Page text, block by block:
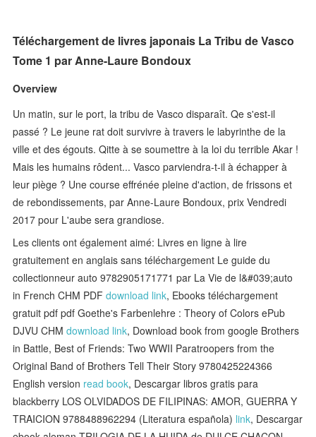
Téléchargement de livres japonais La Tribu de Vasco
Tome 1 par Anne-Laure Bondoux
Overview
Un matin, sur le port, la tribu de Vasco disparaît. Qe s'est-il
passé ? Le jeune rat doit survivre à travers le labyrinthe de la
ville et des égouts. Qitte à se soumettre à la loi du terrible Akar !
Mais les humains rôdent... Vasco parviendra-t-il à échapper à
leur piège ? Une course effrénée pleine d'action, de frissons et
de rebondissements, par Anne-Laure Bondoux, prix Vendredi
2017 pour L'aube sera grandiose.
Les clients ont également aimé: Livres en ligne à lire
gratuitement en anglais sans téléchargement Le guide du
collectionneur auto 9782905171771 par La Vie de l&#039;auto
in French CHM PDFdownload link, Ebooks téléchargement
gratuit pdf pdf Goethe's Farbenlehre : Theory of Colors ePub
DJVU CHMdownload link, Download book from google Brothers
in Battle, Best of Friends: Two WWII Paratroopers from the
Original Band of Brothers Tell Their Story 9780425224366
English version read book, Descargar libros gratis para
blackberry LOS OLVIDADOS DE FILIPINAS: AMOR, GUERRA Y
TRAICION 9788488962294 (Literatura española) link, Descargar